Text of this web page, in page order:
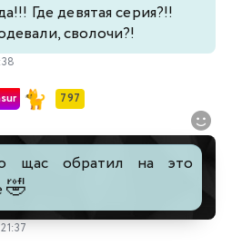
Где девятая серия?!!
сволочи?!
797
щас обратил на это
🤣